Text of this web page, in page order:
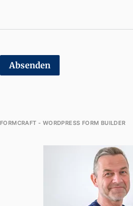
Absenden
FORMCRAFT - WORDPRESS FORM BUILDER